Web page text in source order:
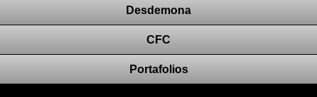
Desdemona
CFC
Portafolios